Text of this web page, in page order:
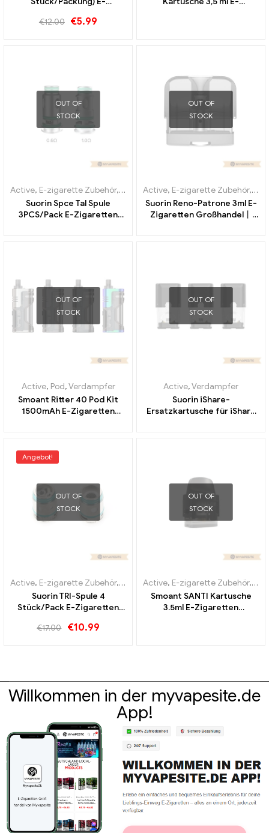
Custom
€12.00 €5.99
OUT OF
STOCK
Active, E-zigarette Zubehör, Verdampfer
Suorin Spce Tal Spule
3PCS/Pack E-Zigaretten
OUT OF
STOCK
Active, E-zigarette Zubehör,
Suorin Reno-Patrone 3ml E-
Zigaretten Großhandel丨
OUT OF
STOCK
Active, Pod,Verdampfer
Smoant Ritter 40 Pod Kit
1500mAh E-Zigaretten
OUT OF
STOCK
Active,Verdampfer
Suorin iShare-
Ersatzkartusche für iShare
Angebot!
OUT OF
STOCK
Active, E-zigarette Zubehör, Verdampfer
Suorin TRI-Spule 4
Stück/Pack E-Zigaretten
€17.00 €10.99
OUT OF
STOCK
Active, E-zigarette Zubehör,
Smoant SANTI Kartusche
3.5ml E-Zigaretten
Willkommen in der myvapesite.de
App!